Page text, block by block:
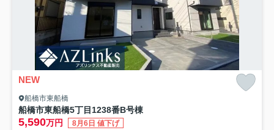
NEW
船橋市東船橋
船橋市東船橋5丁目1238番B号棟
5,590万円 8月6日 値下げ